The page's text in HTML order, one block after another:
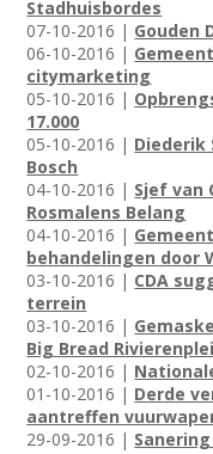
Stadhuisbordes
07-10-2016 | Gouden
06-10-2016 |
citymarketing
05-10-2016 |
17.000
05-10-2016 | Diederik
Bosch
04-10-2016 | Sjef van
Rosmalens Belang
04-10-2016 |
behandelingen door
03-10-2016 | CDA
terrein
03-10-2016 |
Big Bread
02-10-2016 |
01-10-2016 | Derde
aantreffen
29-09-2016 |